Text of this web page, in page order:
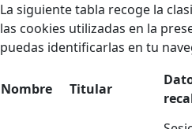
La siguiente tabla recoge la
las cookies utilizadas en la
puedas identificarlas en tu
Nombre Titular